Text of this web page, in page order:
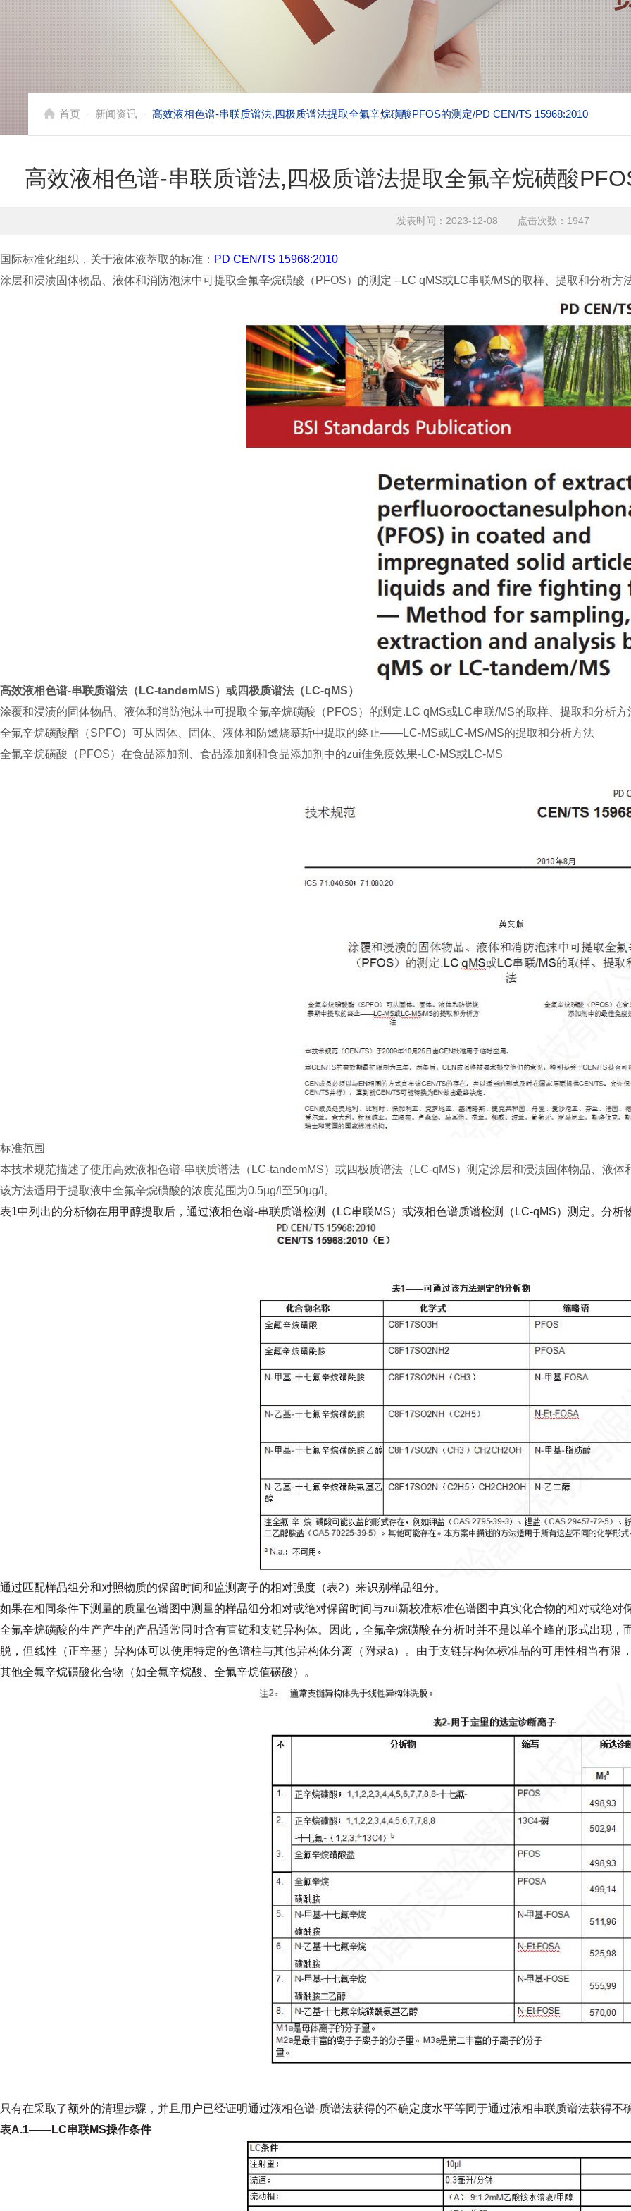
首页 - 新闻资讯 - 高效液相色谱-串联质谱法,四极质谱法提取全氟辛烷磺酸PFOS的测定/PD CEN/TS 15968:2010
高效液相色谱-串联质谱法,四极质谱法提取全氟辛烷磺酸
发表时间：2023-12-08 点击次数：1947
国际标准化组织，关于液体液萃取的标准： PD CEN/TS 15968:2010
涂层和浸渍固体物品、液体和消防泡沫中可提取全氟辛烷磺酸（PFOS）的测定 --LC qMS或LC串联/MS的取样、提取和分析方
高效液相色谱-串联质谱法（LC-tandemMS）或四极质谱法（LC-qMS）
涂覆和浸渍的固体物品、液体和消防泡沫中可提取全氟辛烷磺酸（PFOS）的测定.LC qMS或LC串联/MS的取样、提取和分析方
全氟辛烷磺酸酯（SPFO）可从固体、固体、液体和防燃烧慕斯中提取的终止——LC-MS或LC-MS/MS的提取和分析方法
全氟辛烷磺酸（PFOS）在食品添加剂、食品添加剂和食品添加剂中的zui佳免疫效果-LC-MS或LC-MS
标准范围
本技术规范描述了使用高效液相色谱-串联质谱法（LC-tandemMS）或四极质谱法（LC-qMS）测定涂层和浸渍固体物品、液
该方法适用于提取液中全氟辛烷磺酸的浓度范围为0.5µg/l至50µg/l。
表1中列出的分析物在用甲醇提取后，通过液相色谱-串联质谱检测 （ LC串联MS）或液相色谱质谱检测（ LC-qMS）测定。分析
通过匹配样品组分和对照物质的保留时间和监测离子的相对强度（表2）来识别样品组分。
如果在相同条件下测量的质量色谱图中测量的样品组分相对或绝对保留时间与zui新校准标准色谱图中真实化合物的相对或绝
全氟辛烷磺酸的生产产生的产品通常同时含有直链和支链异构体。因此，全氟辛烷磺酸在分析时并不是以单个峰的形式出现
脱，但线性（正辛基）异构体可以使用特定的色谱柱与其他异构体分离（附录a）。由于支链异构体标准品的可用性相当有限
其他全氟辛烷磺酸化合物（如全氟辛烷酸、 全氟辛烷值磺酸）。
只有在采取了额外的清理步骤，并且用户已经证明通过液相色谱-质谱法获得的不确定度水平等同于通过液相串联质谱法获得不
表A.1——LC串联MS操作条件